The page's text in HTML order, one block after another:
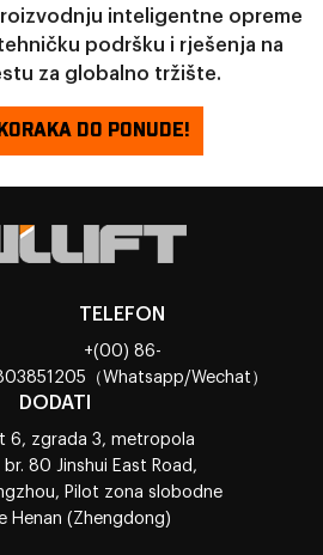
inteligentne opreme
podršku i rješenja na
za globalno tržište.
DO PONUDE!
TELEFON
+(00) 86-
（Whatsapp/Wechat）
DODATI
6, zgrada 3, metropola
80 Jinshui East Road,
Pilot zona slobodne
Henan (Zhengdong)